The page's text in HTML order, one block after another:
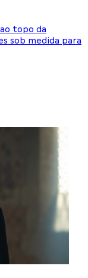
topo da
sob medida para